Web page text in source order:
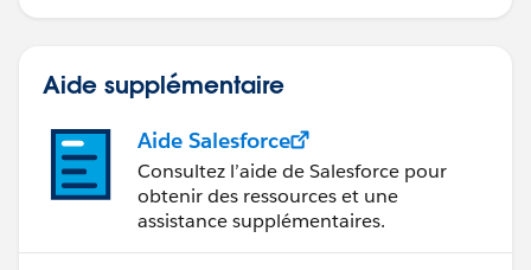
Aide supplémentaire
Aide Salesforce
Consultez l’aide de Salesforce pour
obtenir des ressources et une
assistance supplémentaires.